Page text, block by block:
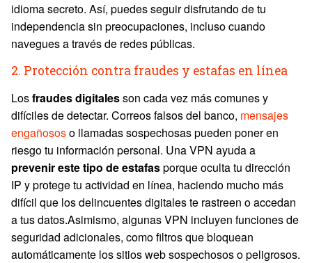
idioma secreto. Así, puedes seguir disfrutando de tu
independencia sin preocupaciones, incluso cuando
navegues a través de redes públicas.
2. Protección contra fraudes y estafas en línea
Losfraudes digitalesson cada vez más comunes y
difíciles de detectar. Correos falsos del banco, mensajes
engañososo llamadas sospechosas pueden poner en
riesgo tu información personal. Una VPN ayuda a
prevenir este tipo de estafasporque oculta tu dirección
IP y protege tu actividad en línea, haciendo mucho más
difícil que los delincuentes digitales te rastreen o accedan
a tus datos.Asimismo, algunas VPN incluyen funciones de
seguridad adicionales, como filtros que bloquean
automáticamente los sitios web sospechosos o peligrosos.